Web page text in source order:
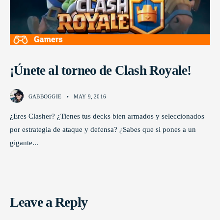
¡Únete al torneo de Clash Royale!
GABBOGGIE • MAY 9, 2016
¿Eres Clasher? ¿Tienes tus decks bien armados y seleccionados
por estrategia de ataque y defensa? ¿Sabes que si pones a un
gigante...
Leave a Reply